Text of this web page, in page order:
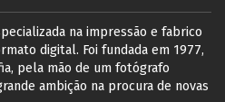
na impressão e fabrico
digital. Foi fundada em 1977,
pela mão de um fotógrafo
ambição na procura de novas